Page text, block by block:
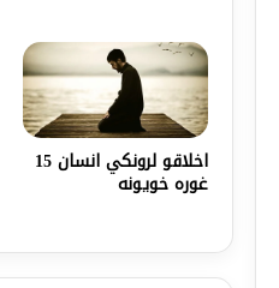
اخلاقو لرونکي انسان 15
غوره خویونه